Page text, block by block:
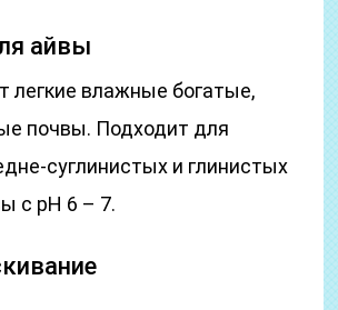
айвы
легкие влажные богатые,
почвы. Подходит для
суглинистых и глинистых
с рН 6 – 7.